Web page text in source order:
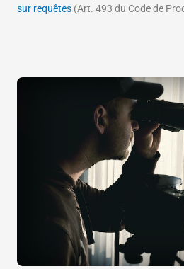
sur requêtes (Art. 493 du Code de